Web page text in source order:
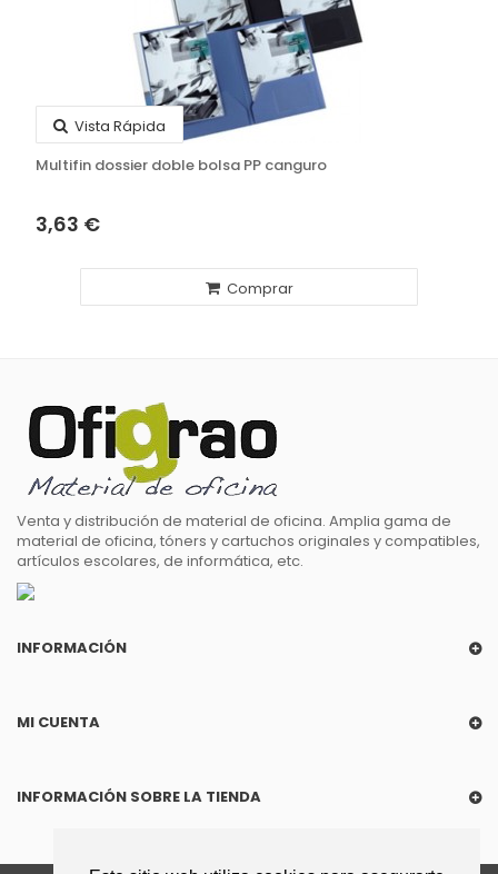
Vista Rápida
Multifin dossier doble bolsa PP canguro
3,63 €
Comprar
Venta y distribución de material de oficina. Amplia gama de
material de oficina, tóners y cartuchos originales y compatibles,
artículos escolares, de informática, etc.
INFORMACIÓN
MI CUENTA
INFORMACIÓN SOBRE LA TIENDA